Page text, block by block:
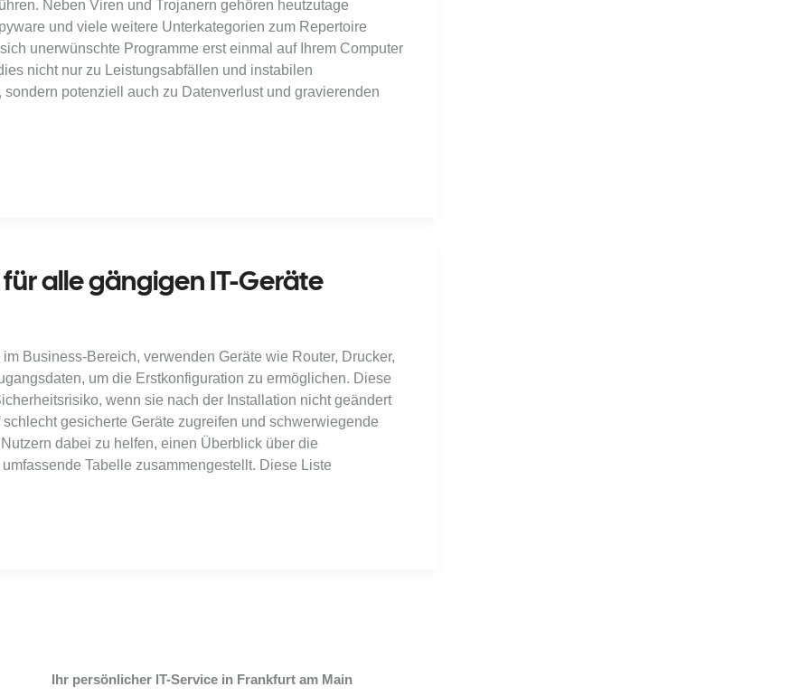
Neben Viren und Trojanern gehören heutzutage
und viele weitere Unterkategorien zum Repertoire
unerwünschte Programme erst einmal auf Ihrem Computer
nicht nur zu Leistungsabfällen und instabilen
sondern potenziell auch zu Datenverlust und gravierenden
alle gängigen IT-Geräte
Business-Bereich, verwenden Geräte wie Router, Drucker,
um die Erstkonfiguration zu ermöglichen. Diese
wenn sie nach der Installation nicht geändert
gesicherte Geräte zugreifen und schwerwiegende
dabei zu helfen, einen Überblick über die
Tabelle zusammengestellt. Diese Liste
Ihr persönlicher IT-Service in Frankfurt am Main